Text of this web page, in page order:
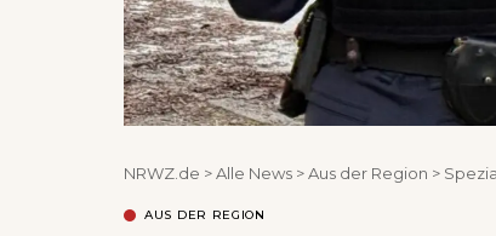
NRWZ.de >Alle News >Aus der Region >
AUS DER REGION